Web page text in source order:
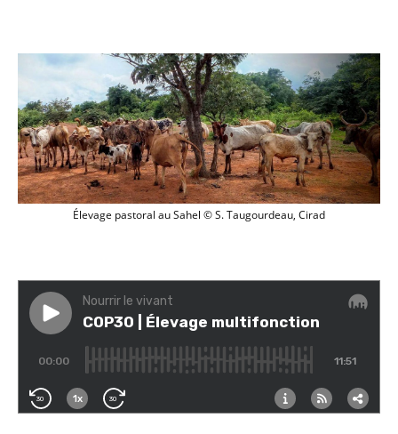
élevage pastoral Sahel © S.
Élevage pastoral au Sahel © S. Taugourdeau, Cirad